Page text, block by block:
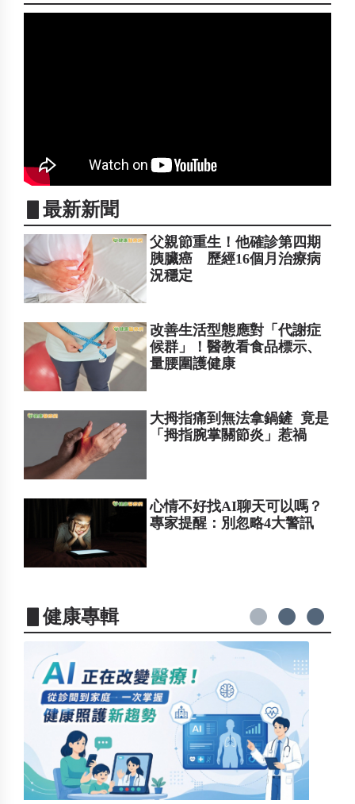
▋最新新聞
父親節重生！他確診第四期
胰臟癌 歷經16個月治療病
況穩定
改善生活型態應對「代謝症
候群」！醫教看食品標示、
量腰圍護健康
大拇指痛到無法拿鍋鏟 竟是
「拇指腕掌關節炎」惹禍
心情不好找AI聊天可以嗎？
專家提醒：別忽略4大警訊
▋健康專輯